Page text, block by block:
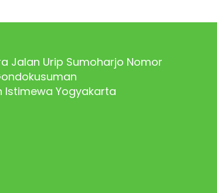
Jalan Urip Sumoharjo Nomor
Istimewa Yogyakarta